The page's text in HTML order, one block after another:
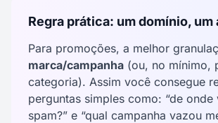
Regra prática: um domínio, um
Para promoções, a melhor
marca/campanha (ou, no mínimo,
categoria). Assim você consegue
perguntas simples como: “de onde
spam?” e “qual campanha vazou